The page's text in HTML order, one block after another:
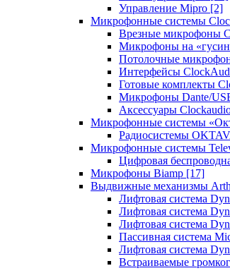
Управление Mipro [2]
Микрофонные системы
Врезные микрофоны
Микрофоны на
Потолочные
Интерфейсы
Готовые комплекты
Микрофоны Dante/
Аксессуары
Микрофонные системы
Радиосистемы
Микрофонные системы
Цифровая
Микрофоны Biamp [17]
Выдвижные механизмы
Лифтовая система
Лифтовая система
Лифтовая система
Пассивная система
Лифтовая система
Встраиваемые